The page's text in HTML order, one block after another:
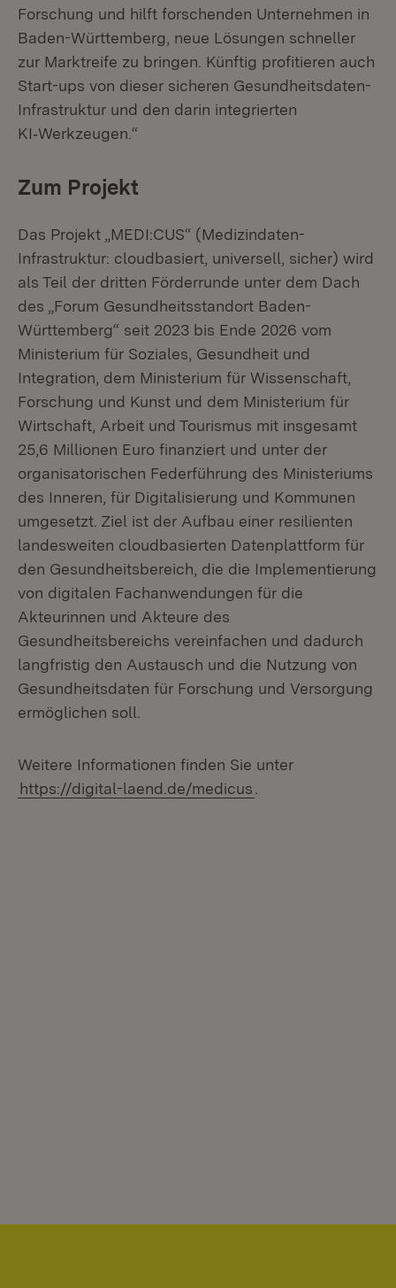
Forschung und hilft forschenden Unternehmen in
Baden-Württemberg, neue Lösungen schneller
zur Marktreife zu bringen. Künftig profitieren auch
Start-ups von dieser sicheren Gesundheitsdaten-
Infrastruktur und den darin integrierten
KI‑Werkzeugen.“
Zum Projekt
Das Projekt „MEDI:CUS“ (Medizindaten-
Infrastruktur: cloudbasiert, universell, sicher) wird
als Teil der dritten Förderrunde unter dem Dach
des „Forum Gesundheitsstandort Baden-
Württemberg“ seit 2023 bis Ende 2026 vom
Ministerium für Soziales, Gesundheit und
Integration, dem Ministerium für Wissenschaft,
Forschung und Kunst und dem Ministerium für
Wirtschaft, Arbeit und Tourismus mit insgesamt
25,6 Millionen Euro finanziert und unter der
organisatorischen Federführung des Ministeriums
des Inneren, für Digitalisierung und Kommunen
umgesetzt. Ziel ist der Aufbau einer resilienten
landesweiten cloudbasierten Datenplattform für
den Gesundheitsbereich, die die Implementierung
von digitalen Fachanwendungen für die
Akteurinnen und Akteure des
Gesundheitsbereichs vereinfachen und dadurch
langfristig den Austausch und die Nutzung von
Gesundheitsdaten für Forschung und Versorgung
ermöglichen soll.
Weitere Informationen finden Sie unter
https://digital-laend.de/medicus